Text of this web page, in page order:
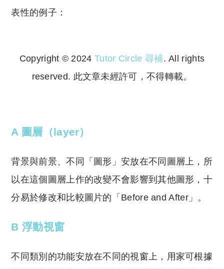
表性的例子：
Copyright © 2024 Tutor Circle 尋補. All rights
reserved. 此文章未經許可，不得轉載。
A 圖層（layer）
背景與前景、不同「圖形」安放在不同圖層上，所
以在這個圖層上作的改變不會影響到其他圖形，十
分易於修改和比較圖片的「Before and After」。
B 浮動視窗
不同類別的功能安放在不同的視窗上，用家可根據